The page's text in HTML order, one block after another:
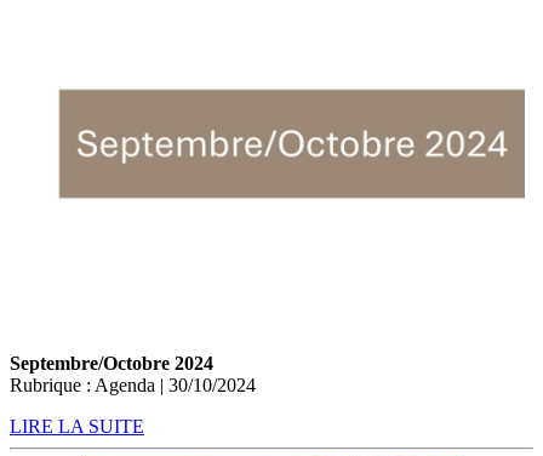
Septembre/Octobre 2024
Rubrique : Agenda | 30/10/2024
LIRE LA SUITE